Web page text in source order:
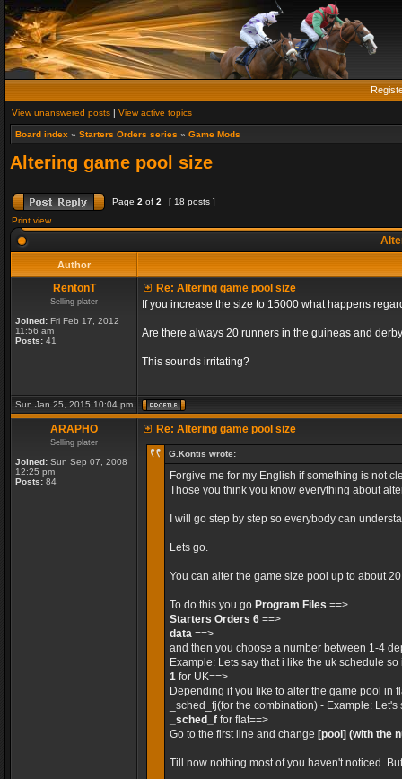
View unanswered posts | View active topics
Board index » Starters Orders series » Game Mods
Altering game pool size
Page 2 of 2
[ 18 posts ]
Print view
Author
RentonT
Selling plater
Joined: Fri Feb 17, 2012
11:56 am
Posts: 41
Re: Altering game pool size
If you increase the size to 15000 what happens
Are there always 20 runners in the guineas and
This sounds irritating?
Sun Jan 25, 2015 10:04 pm
ARAPHO
Selling plater
Joined: Sun Sep 07, 2008
12:25 pm
Posts: 84
Re: Altering game pool size
G.Kontis wrote:
Forgive me for my English if something is not
Those you think you know everything about
I will go step by step so everybody can
Lets go.
You can alter the game size pool up to about
To do this you go Program Files ==>
Starters Orders 6 ==>
data ==>
and then you choose a number between 1-4
Example: Lets say that i like the uk schedule so
1 for UK==>
Depending if you like to alter the game pool in
_sched_fj(for the combination) - Example:
_sched_f for flat==>
Go to the first line and change [pool] (with the
Till now nothing most of you haven't noticed.